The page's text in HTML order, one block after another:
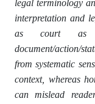
legal terminology
interpretation and
as court as
document/action/
from systematic
context, whereas
can mislead